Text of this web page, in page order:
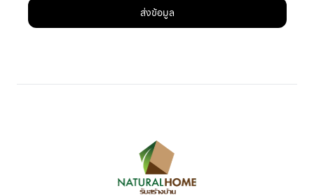
ส่งข้อมูล